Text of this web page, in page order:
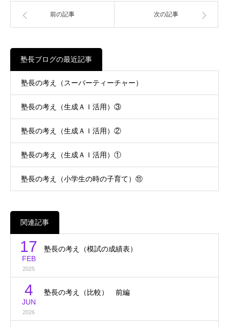
前の記事 次の記事
塾長ブログの最近記事
塾長の考え（スーパーティーチャー）
塾長の考え（生成ＡＩ活用）③
塾長の考え（生成ＡＩ活用）②
塾長の考え（生成ＡＩ活用）①
塾長の考え（小学生の時の子育て）⑪
関連記事
17
FEB
2025
塾長の考え（模試の成績表）
4
JUN
2026
塾長の考え（比較） 前編